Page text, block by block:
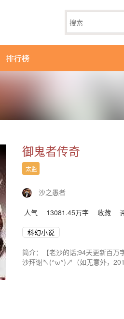
排行榜
御鬼者传奇
太监
沙之愚者
人气 13081.45万字 收藏
科幻小说
简介：【老沙的话;94天更新百万
沙拜谢↖(^ω^)↗（如无意外，